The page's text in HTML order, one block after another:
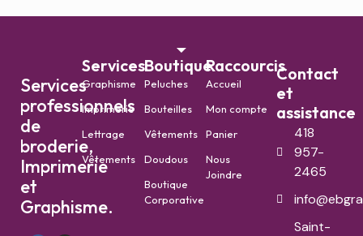
Services
professionnels
de
broderie,
Imprimerie
et
Graphisme.
Services
Graphisme
Imprimerie
Lettrage
Vêtements
Boutique
Peluches
Bouteilles
Vêtements
Doudous
Boutique
Corporative
Raccourcis
Accueil
Mon compte
Panier
Nous
Joindre
Contact
et
assistance
418
957-
2465
Saint-